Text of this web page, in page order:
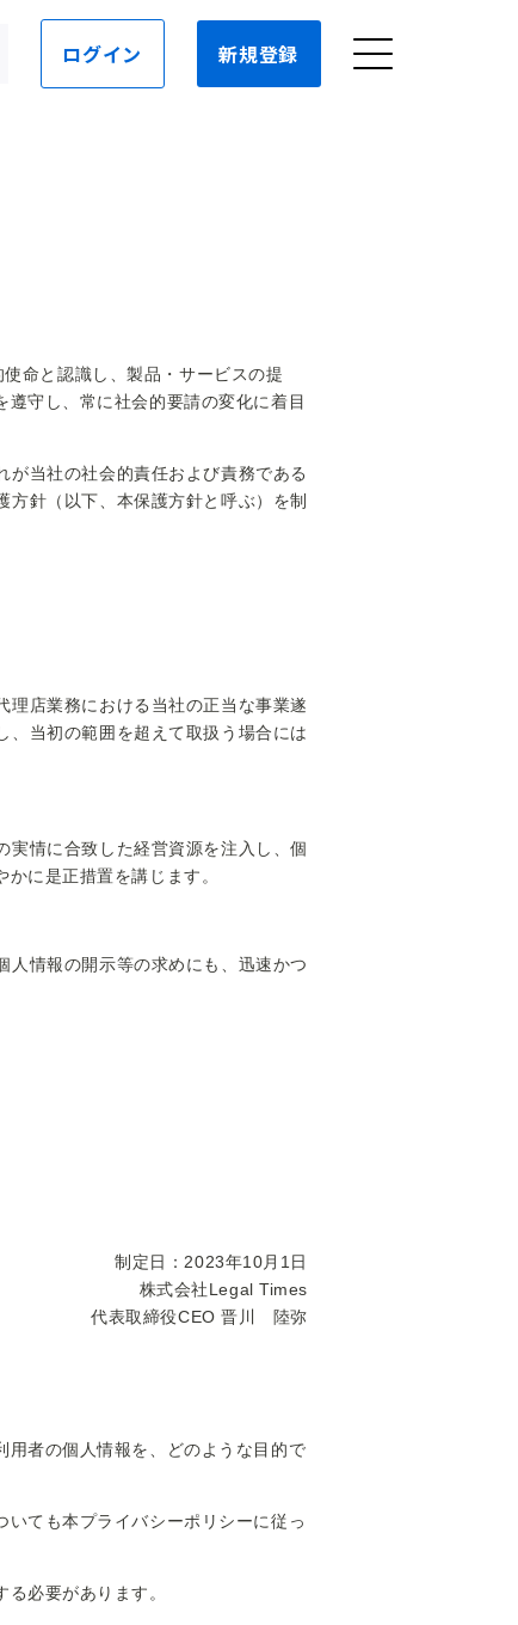
ログイン 新規登録
命と認識し、製品・サービスの提
守し、常に社会的要請の変化に着目
当社の社会的責任および責務である
方針（以下、本保護方針と呼ぶ）を制
店業務における当社の正当な事業遂
、当初の範囲を超えて取扱う場合には
情に合致した経営資源を注入し、個
に是正措置を講じます。
情報の開示等の求めにも、迅速かつ
制定日：2023年10月1日
株式会社Legal Times
代表取締役CEO 晋川 陸弥
者の個人情報を、どのような目的で
ても本プライバシーポリシーに従っ
必要があります。